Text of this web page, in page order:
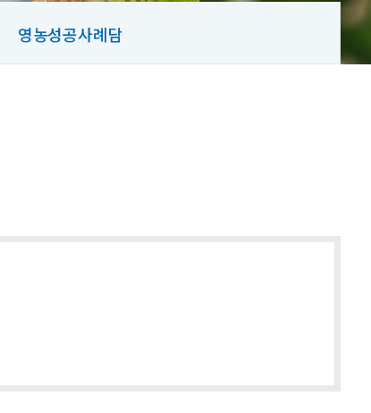
영농성공사례담